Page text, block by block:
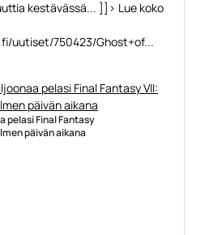
kestävässä... ]]> Lue koko
uutiset/750423/Ghost+of...
pelasi Final Fantasy
päivän aikana